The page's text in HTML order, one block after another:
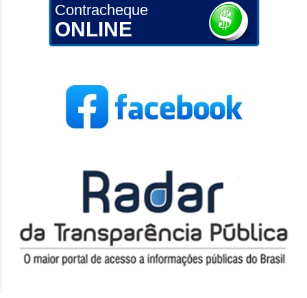
Contracheque
ONLINE